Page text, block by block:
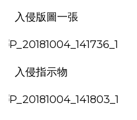
入侵版圖一張
入侵指示物